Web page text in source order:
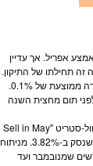
אפריל. אך עדיין
זה תחילתו של התיקון.
, עם ירידה ממוצעת של 0.1%.
תום מחצית השנה
למרות ששלושת המדדים רושמים את שבוע הירידות השני ברציפות, המדדים מצליחים להביס את הסלוגן המסורתי של וול-סטריט "Sell in May
שקפץ ב-2.08% ומדד הנאסדק שנסק ב-3.82%. מניתוח
שמנובמבר ועד